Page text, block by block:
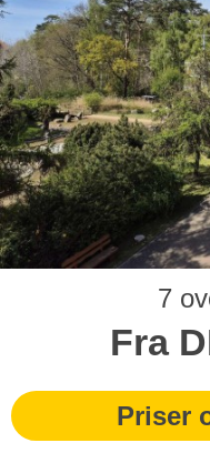
7
Fra
Priser